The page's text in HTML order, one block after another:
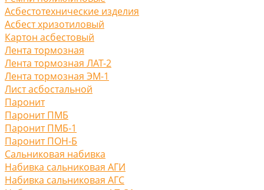
Асбестотехнические изделия
Асбест хризотиловый
Картон асбестовый
Лента тормозная
Лента тормозная ЛАТ-2
Лента тормозная ЭМ-1
Лист асбостальной
Паронит
Паронит ПМБ
Паронит ПМБ-1
Паронит ПОН-Б
Сальниковая набивка
Набивка сальниковая АГИ
Набивка сальниковая АГС